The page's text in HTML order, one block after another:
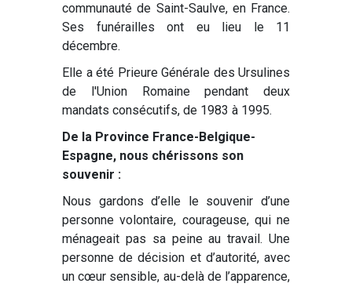
communauté de Saint-Saulve, en France.
Ses funérailles ont eu lieu le 11
décembre.
Elle a été Prieure Générale des Ursulines
de l'Union Romaine pendant deux
mandats consécutifs, de 1983 à 1995.
De la Province France-Belgique-
Espagne, nous chérissons son
souvenir :
Nous gardons d’elle le souvenir d’une
personne volontaire, courageuse, qui ne
ménageait pas sa peine au travail. Une
personne de décision et d’autorité, avec
un cœur sensible, au-delà de l’apparence,